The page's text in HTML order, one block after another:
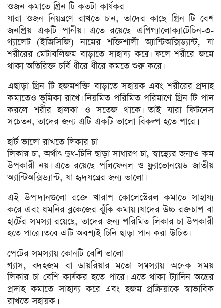
ওজন কমাতে গ্রিন টি কতটা কার্যকর
যারা ওজন নিয়ন্ত্রণে রাখতে চান, তাদের কাছে গ্রিন টি বেশ
জনপ্রিয় একটি পানীয়। এতে রয়েছে এপিগ্যালোক্যাটেচিন-৩-
গ্যালেট (ইজিসিজি) নামের শক্তিশালী অ্যান্টিঅক্সিড্যান্ট, যা
শরীরের মেটাবলিজম বাড়াতে সাহায্য করে। ফলে শরীরে জমে
থাকা অতিরিক্ত চর্বি ধীরে ধীরে কমতে শুরু করে।
এছাড়া গ্রিন টি হজমশক্তি বাড়াতে সহায়ক এবং শরীরের প্রদাহ
কমাতেও ভূমিকা রাখে। নিয়মিত পরিমিত পরিমাণে গ্রিন টি পান
করলে শরীর হালকা ও সতেজ থাকে। তাই যারা ফিটনেস
সচেতন, তাদের জন্য এটি একটি ভালো বিকল্প হতে পারে।
হার্ট ভালো রাখতে লিকার চা
লিকার চা, অর্থাৎ দুধ-চিনি ছাড়া সাধারণ চা, স্বাস্থ্যের জন্যও কম
উপকারী নয়। এতে রয়েছে পলিফেনল ও ফ্ল্যাভোনয়েড জাতীয়
অ্যান্টিঅক্সিড্যান্ট, যা হৃদযন্ত্রের জন্য ভালো।
এই উপাদানগুলো রক্তে খারাপ কোলেস্টেরল কমাতে সাহায্য
করে এবং ধমনির ব্লকেজের ঝুঁকি কমায়। যাদের উচ্চ রক্তচাপ বা
হার্টের সমস্যা রয়েছে, তাদের জন্য পরিমিত লিকার চা উপকারী
হতে পারে। তবে এটি অবশ্যই চিনি ছাড়া পান করা উচিত।
পেটের সমস্যায় কোনটি বেশি ভালো
গ্যাস, বদহজম বা ডায়রিয়ার মতো সমস্যায় অনেক সময়
লিকার চা বেশি কার্যকর হতে পারে। এতে থাকা ট্যানিন অন্ত্রের
প্রদাহ কমাতে সাহায্য করে এবং হজম প্রক্রিয়াকে স্বাভাবিক
রাখতে সহায়ক।